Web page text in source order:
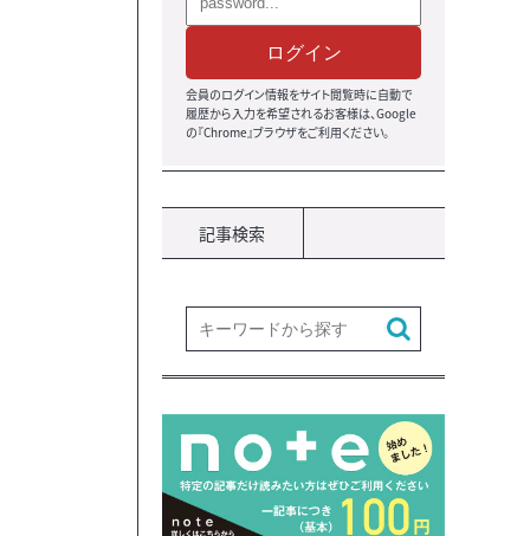
ログイン
会員のログイン情報をサイト閲覧時に自動で
履歴から入力を希望されるお客様は、Google
の『Chrome』ブラウザをご利用ください。
記事検索